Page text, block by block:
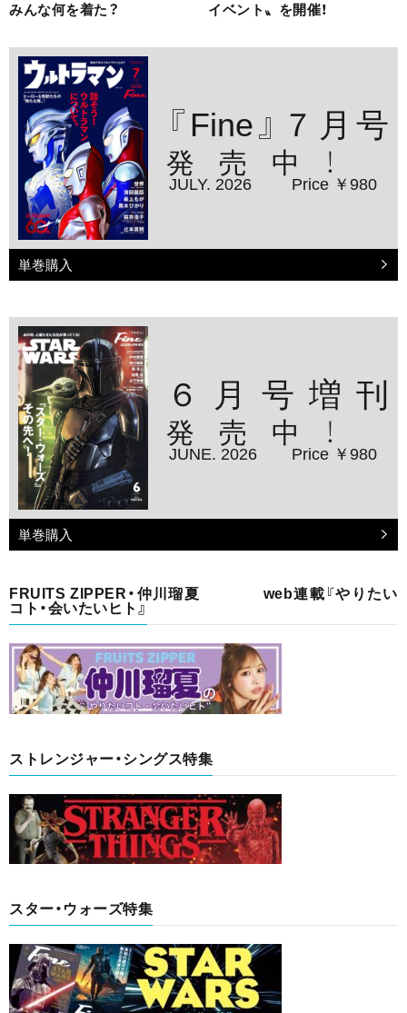
みんな何を着た？
イベント〟を開催！
『Fine』７月号
発売中！
JULY. 2026 Price ￥980
単巻購入
６月号増刊
発売中！
JUNE. 2026 Price ￥980
単巻購入
FRUITS ZIPPER・仲川瑠夏 web連載『やりたい
コト・会いたいヒト』
ストレンジャー・シングス特集
スター・ウォーズ特集